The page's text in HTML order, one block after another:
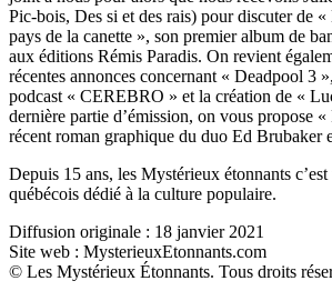
Pic-bois, Des si et des rais) pour discuter de
pays de la canette », son premier album de
aux éditions Rémis Paradis. On revient
récentes annonces concernant « Deadpool 3
podcast « CEREBRO » et la création de «
dernière partie d’émission, on vous propose
récent roman graphique du duo Ed Brubaker
Depuis 15 ans, les Mystérieux étonnants
québécois dédié à la culture populaire.
Diffusion originale : 18 janvier 2021
Site web : MysterieuxEtonnants.com
© Les Mystérieux Étonnants. Tous droits